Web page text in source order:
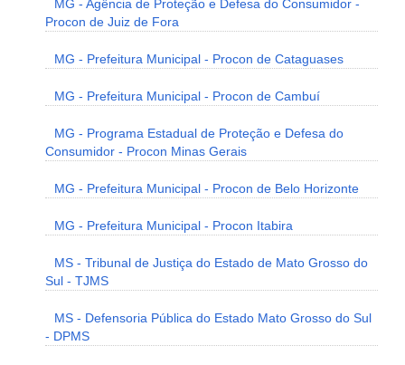
MG - Agência de Proteção e Defesa do Consumidor -
Procon de Juiz de Fora
MG - Prefeitura Municipal - Procon de Cataguases
MG - Prefeitura Municipal - Procon de Cambuí
MG - Programa Estadual de Proteção e Defesa do
Consumidor - Procon Minas Gerais
MG - Prefeitura Municipal - Procon de Belo Horizonte
MG - Prefeitura Municipal - Procon Itabira
MS - Tribunal de Justiça do Estado de Mato Grosso do
Sul - TJMS
MS - Defensoria Pública do Estado Mato Grosso do Sul
- DPMS